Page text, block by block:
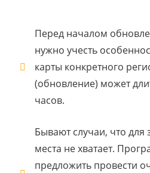
Перед началом
нужно учесть
карты конкретного
(обновление) может
часов.
Бывают случаи, что для
места не хватает.
предложить провести